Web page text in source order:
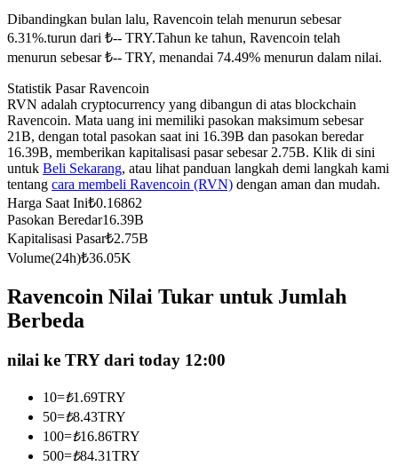
Kontrak berjangka menggunakan USDC sebagai jaminannya
Copy Trading
Bergabunglah dengan pedagang top
Menjadi Pedagang Salinan
Nikmati pembagian keuntungan dan komisi copy trading
Dibandingkan bulan lalu, Ravencoin telah menurun sebesar
6.31%.turun dari ₺-- TRY.Tahun ke tahun, Ravencoin telah
menurun sebesar ₺-- TRY, menandai 74.49% menurun dalam nilai.
Statistik Pasar Ravencoin
RVN adalah cryptocurrency yang dibangun di atas blockchain
Ravencoin. Mata uang ini memiliki pasokan maksimum sebesar
21B, dengan total pasokan saat ini 16.39B dan pasokan beredar
16.39B, memberikan kapitalisasi pasar sebesar 2.75B. Klik di sini
untuk Beli Sekarang, atau lihat panduan langkah demi langkah kami
tentang cara membeli Ravencoin (RVN) dengan aman dan mudah.
Harga Saat Ini₺0.16862
Pasokan Beredar16.39B
Kapitalisasi Pasar₺2.75B
Volume(24h)₺36.05K
Ravencoin Nilai Tukar untuk Jumlah
Berbeda
nilai ke TRY dari today 12:00
10=₺1.69TRY
50=₺8.43TRY
100=₺16.86TRY
500=₺84.31TRY